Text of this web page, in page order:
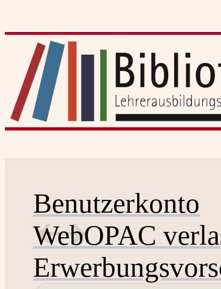
Benutzerkonto
WebOPAC